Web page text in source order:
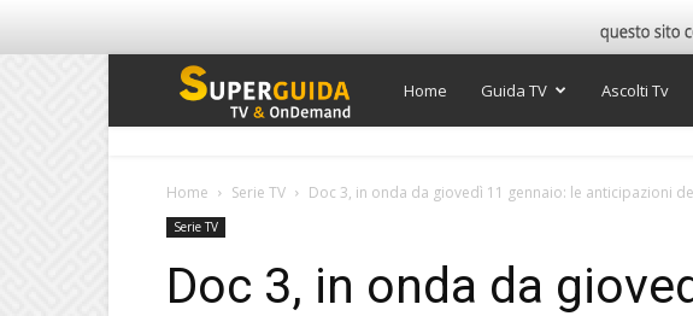
Super
Home Guida TV Ascolti Tv
Home Serie TV Doc 3, in onda da giovedì 11 gennaio: le anticipazioni
Serie TV
Doc 3, in onda da